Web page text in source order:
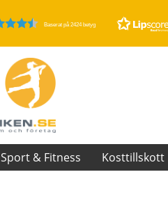
Baserat på 2424 betyg
Sport & Fitness Kosttillskott